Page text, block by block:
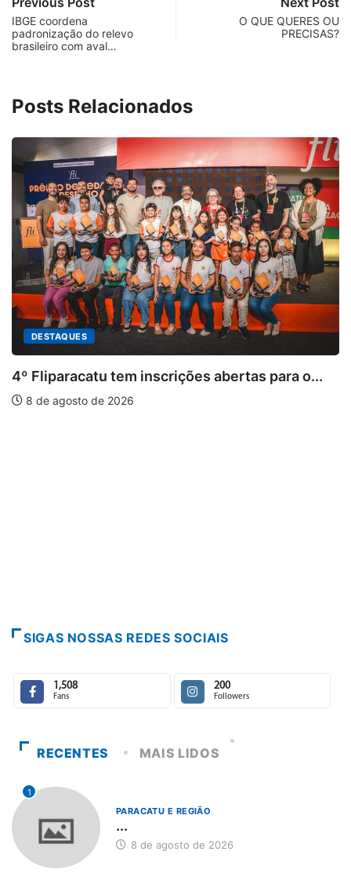
IBGE coordena
padronização do relevo
brasileiro com aval…
O QUE QUERES OU
PRECISAS?
Posts Relacionados
inscrições abertas para o...
SIGAS NOSSAS REDES SOCIAIS
1,508
Fans
200
Followers
RECENTES MAIS LIDOS
1
PARACATU E REGIÃO
...
8 de agosto de 2026